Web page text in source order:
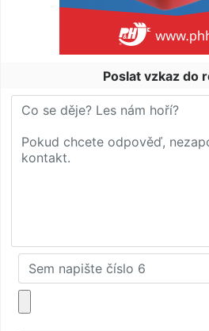
Poslat vzkaz do